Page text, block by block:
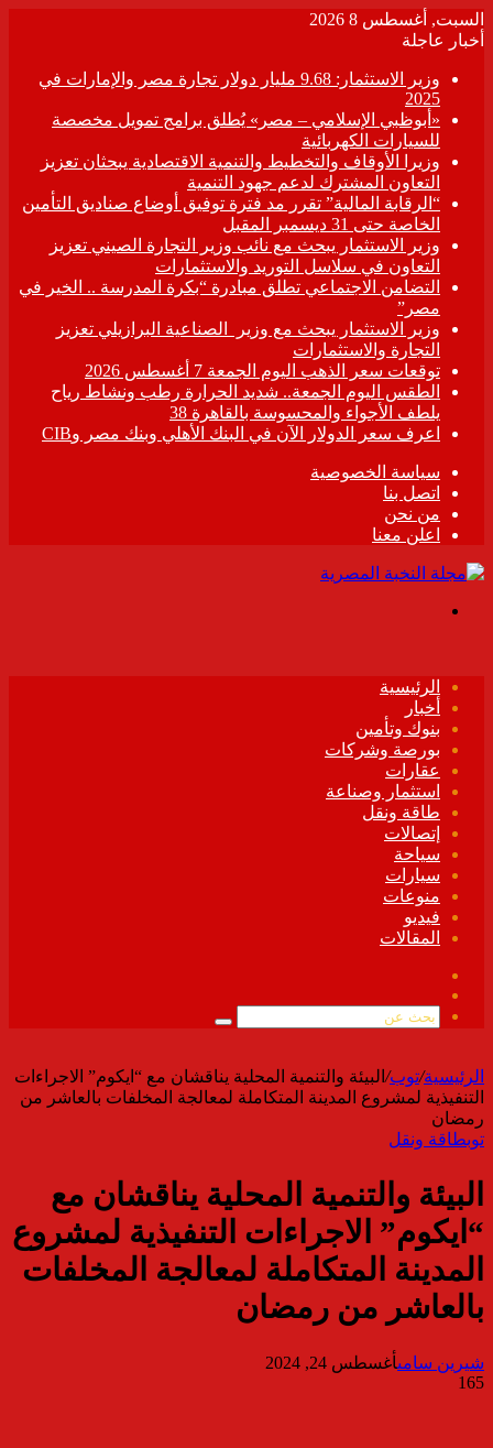
السبت, أغسطس 8 2026
أخبار عاجلة
وزير الاستثمار: 9.68 مليار دولار تجارة مصر والإمارات في
2025
«أبوظبي الإسلامي – مصر» يُطلق برامج تمويل مخصصة
للسيارات الكهربائية
وزيرا الأوقاف والتخطيط والتنمية الاقتصادية يبحثان تعزيز
التعاون المشترك لدعم جهود التنمية
“الرقابة المالية” تقرر مد فترة توفيق أوضاع صناديق التأمين
الخاصة حتى 31 ديسمبر المقبل
وزير الاستثمار يبحث مع نائب وزير التجارة الصيني تعزيز
التعاون في سلاسل التوريد والاستثمارات
التضامن الاجتماعي تطلق مبادرة “بكرة المدرسة .. الخير في
مصر”
وزير الاستثمار يبحث مع وزير الصناعية البرازيلي تعزيز
التجارة والاستثمارات
توقعات سعر الذهب اليوم الجمعة 7 أغسطس 2026
الطقس اليوم الجمعة.. شديد الحرارة رطب ونشاط رياح
يلطف الأجواء والمحسوسة بالقاهرة 38
اعرف سعر الدولار الآن في البنك الأهلي وبنك مصر وCIB
سياسة الخصوصية
اتصل بنا
من نحن
اعلن معنا
الرئيسية
أخبار
بنوك وتأمين
بورصة وشركات
عقارات
استثمار وصناعة
طاقة ونقل
إتصالات
سياحة
سيارات
منوعات
فيديو
المقالات
الموقع
بحث
الرئيسية/توب/ البيئة والتنمية المحلية يناقشان مع “ايكوم” الاجراءات
التنفيذية لمشروع المدينة المتكاملة لمعالجة المخلفات بالعاشر من
رمضان
توبطاقة ونقل
البيئة والتنمية المحلية يناقشان مع
“ايكوم” الاجراءات التنفيذية لمشروع
المدينة المتكاملة لمعالجة المخلفات
بالعاشر من رمضان
شيرين سامىأغسطس 24, 2024
165